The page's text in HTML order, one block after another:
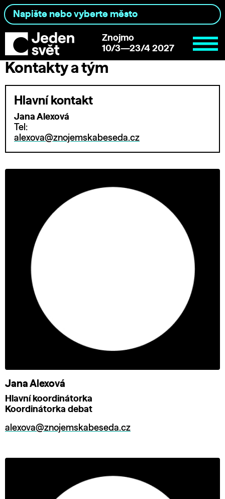
Znojmo
10/3—23/4 2027
Kontakty a tým
Hlavní kontakt
Jana Alexová
Tel:
alexova@znojemskabeseda.cz
Jana Alexová
Hlavní koordinátorka
Koordinátorka debat
alexova@znojemskabeseda.cz